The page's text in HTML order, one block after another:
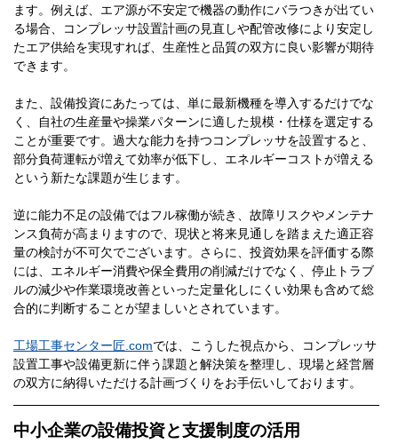
ます。例えば、エア源が不安定で機器の動作にバラつきが出てい
る場合、コンプレッサ設置計画の見直しや配管改修により安定し
たエア供給を実現すれば、生産性と品質の双方に良い影響が期待
できます。
また、設備投資にあたっては、単に最新機種を導入するだけでな
く、自社の生産量や操業パターンに適した規模・仕様を選定する
ことが重要です。過大な能力を持つコンプレッサを設置すると、
部分負荷運転が増えて効率が低下し、エネルギーコストが増える
という新たな課題が生じます。
逆に能力不足の設備ではフル稼働が続き、故障リスクやメンテナ
ンス負荷が高まりますので、現状と将来見通しを踏まえた適正容
量の検討が不可欠でございます。さらに、投資効果を評価する際
には、エネルギー消費や保全費用の削減だけでなく、停止トラブ
ルの減少や作業環境改善といった定量化しにくい効果も含めて総
合的に判断することが望ましいとされています。
工場工事センター匠.comでは、こうした視点から、コンプレッサ
設置工事や設備更新に伴う課題と解決策を整理し、現場と経営層
の双方に納得いただける計画づくりをお手伝いしております。
中小企業の設備投資と支援制度の活用